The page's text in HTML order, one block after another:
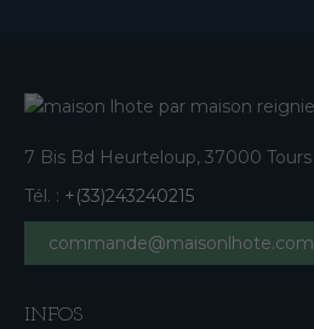
7 Bis Bd Heurteloup, 37000 Tours
Tél. : +(33)243240215
commande@maisonlhote.com
INFOS